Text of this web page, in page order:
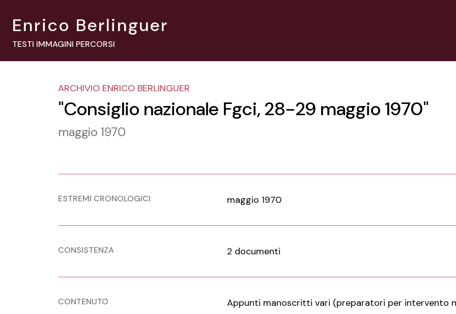
Enrico Berlinguer
TESTI IMMAGINI PERCORSI
ARCHIVIO ENRICO BERLINGUER
"Consiglio nazionale Fgci, 28-29 maggio 1970"
maggio 1970
ESTREMI CRONOLOGICI maggio 1970
CONSISTENZA 2 documenti
CONTENUTO
Appunti manoscritti vari (preparatori per intervento